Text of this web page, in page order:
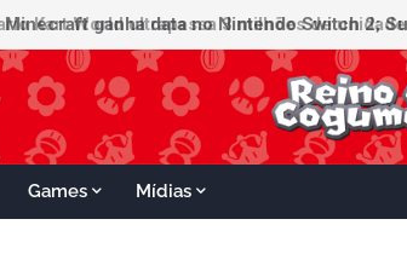
Minecraft ganha data no Nintendo Switch 2;
Games Mídias